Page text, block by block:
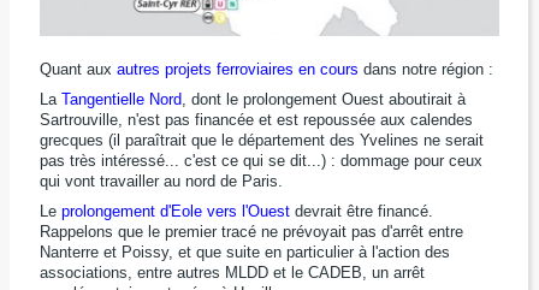
Quant aux autres projets ferroviaires en cours dans notre région :
La Tangentielle Nord, dont le prolongement Ouest aboutirait à
Sartrouville, n'est pas financée et est repoussée aux calendes
grecques (il paraîtrait que le département des Yvelines ne serait
pas très intéressé... c'est ce qui se dit...) : dommage pour ceux
qui vont travailler au nord de Paris.
Le prolongement d'Eole vers l'Ouestdevrait être financé.
Rappelons que le premier tracé ne prévoyait pas d'arrêt entre
Nanterre et Poissy, et que suite en particulier à l'action des
associations, entre autres MLDD et le CADEB, un arrêt